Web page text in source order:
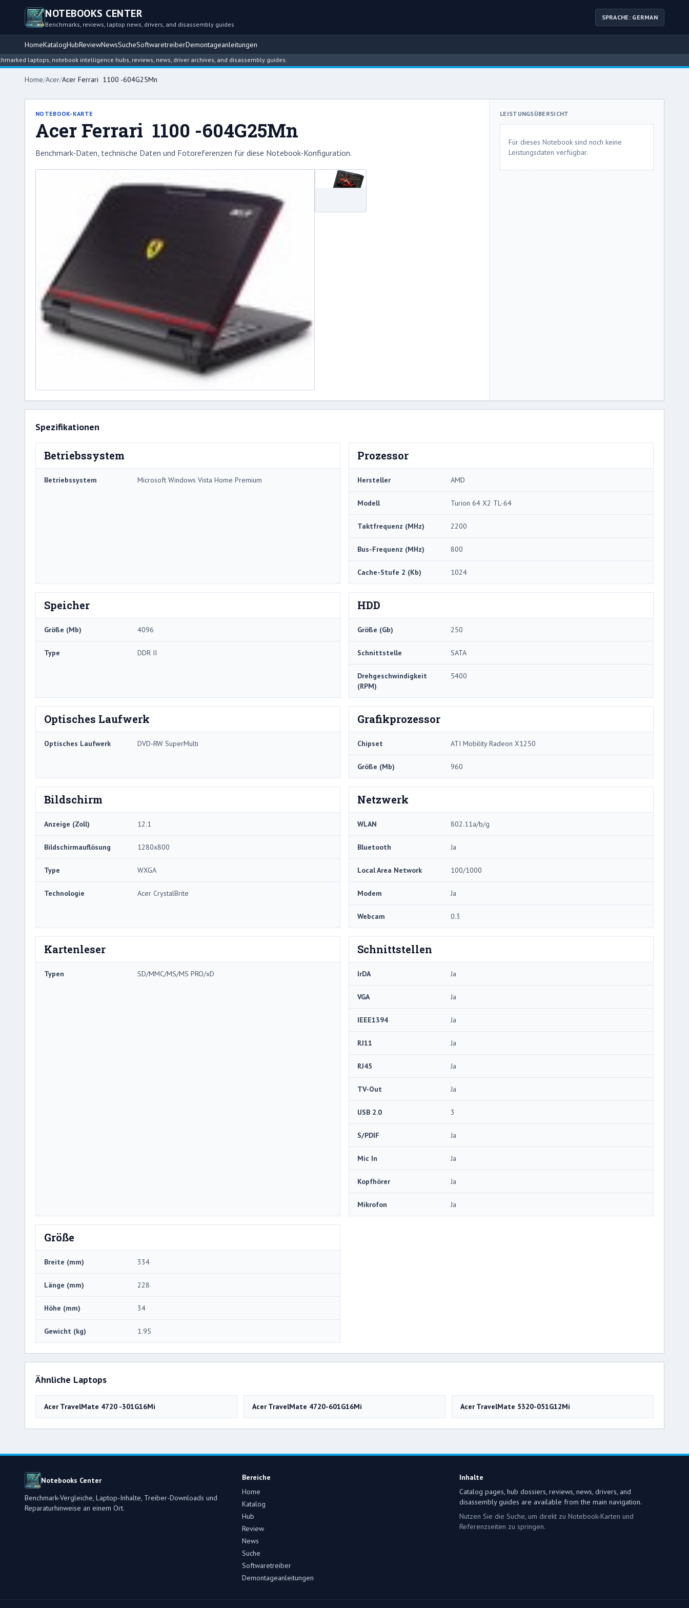
NOTEBOOKS CENTER
Benchmarks, reviews, laptop news, drivers, and disassembly guides
SPRACHE: GERMAN
HomeKatalogHubReviewNewsSucheSoftwaretreiberDemontageanleitungen
notebook intelligence hubs, reviews, news, driver archives, and disassembly guides.
Home/Acer/Acer Ferrari 1100 -604G25Mn
NOTEBOOK-KARTE
Acer Ferrari 1100 -604G25Mn
Benchmark-Daten, technische Daten und Fotoreferenzen für diese Notebook-Konfiguration.
LEISTUNGSÜBERSICHT
Für dieses Notebook sind noch keine
Leistungsdaten verfügbar.
Spezifikationen
Betriebssystem
Betriebssystem Microsoft Windows Vista Home Premium
Prozessor
Hersteller AMD
Modell Turion 64 X2 TL-64
Taktfrequenz (MHz) 2200
Bus-Frequenz (MHz) 800
Cache-Stufe 2 (Kb) 1024
Speicher
Größe (Mb) 4096
Type DDR II
HDD
Größe (Gb) 250
Schnittstelle SATA
Drehgeschwindigkeit
(RPM)
5400
Optisches Laufwerk
Optisches Laufwerk DVD-RW SuperMulti
Grafikprozessor
Chipset ATI Mobility Radeon X1250
Größe (Mb) 960
Bildschirm
Anzeige (Zoll) 12.1
Bildschirmauflösung 1280x800
Type WXGA
Technologie Acer CrystalBrite
Netzwerk
WLAN 802.11a/b/g
Bluetooth Ja
Local Area Network 100/1000
Modem Ja
Webcam 0.3
Kartenleser
Typen SD/MMC/MS/MS PRO/xD
Schnittstellen
IrDA Ja
VGA Ja
IEEE1394 Ja
RJ11 Ja
RJ45 Ja
TV-Out Ja
USB 2.0 3
S/PDIF Ja
Mic In Ja
Kopfhörer Ja
Mikrofon Ja
Größe
Breite (mm) 334
Länge (mm) 228
Höhe (mm) 34
Gewicht (kg) 1.95
Ähnliche Laptops
Acer TravelMate 4720 -301G16Mi Acer TravelMate 4720-601G16Mi Acer TravelMate 5320-051G12Mi
Notebooks Center
Benchmark-Vergleiche, Laptop-Inhalte, Treiber-Downloads und
Reparaturhinweise an einem Ort.
Bereiche
Home
Katalog
Hub
Review
News
Suche
Softwaretreiber
Demontageanleitungen
Inhalte
Catalog pages, hub dossiers, reviews, news, drivers, and
disassembly guides are available from the main navigation.
Nutzen Sie die Suche, um direkt zu Notebook-Karten und
Referenzseiten zu springen.